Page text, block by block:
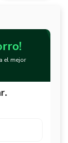
el mejor